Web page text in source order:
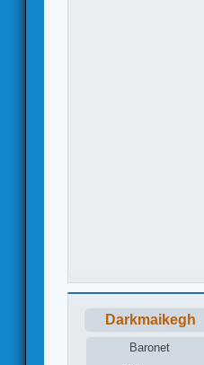
Darkmaikegh
Baronet